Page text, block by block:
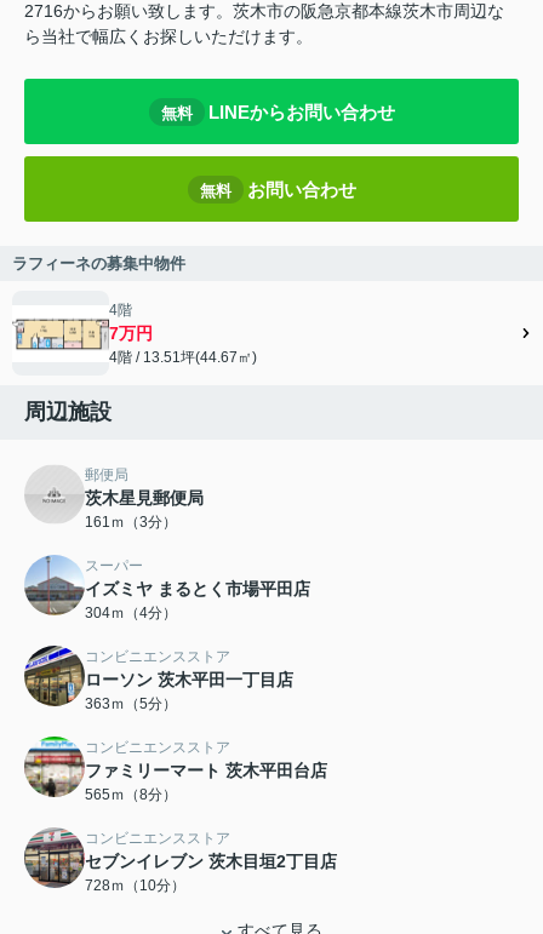
2716からお願い致します。茨木市の阪急京都本線茨木市周辺な
ら当社で幅広くお探しいただけます。
無料 LINEからお問い合わせ
無料 お問い合わせ
ラフィーネの募集中物件
4階
7万円
4階 / 13.51坪(44.67㎡)
周辺施設
郵便局
茨木星見郵便局
161ｍ（3分）
スーパー
イズミヤ まるとく市場平田店
304ｍ（4分）
コンビニエンスストア
ローソン 茨木平田一丁目店
363ｍ（5分）
コンビニエンスストア
ファミリーマート 茨木平田台店
565ｍ（8分）
コンビニエンスストア
セブンイレブン 茨木目垣2丁目店
728ｍ（10分）